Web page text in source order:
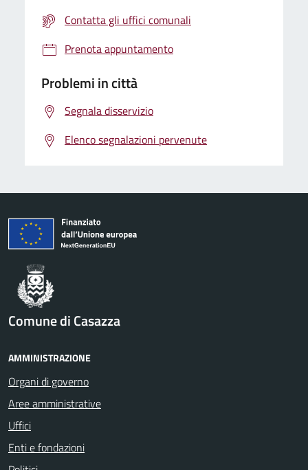
Contatta gli uffici comunali
Prenota appuntamento
Problemi in città
Segnala disservizio
Elenco segnalazioni pervenute
Comune di Casazza
AMMINISTRAZIONE
Organi di governo
Aree amministrative
Uffici
Enti e fondazioni